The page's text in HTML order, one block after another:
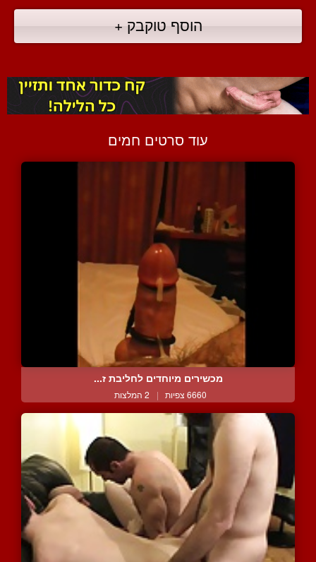
הוסף טוקבק +
עוד סרטים חמים
מכשירים מיוחדים לחליבת ז...
6660 צפיות | 2 המלצות